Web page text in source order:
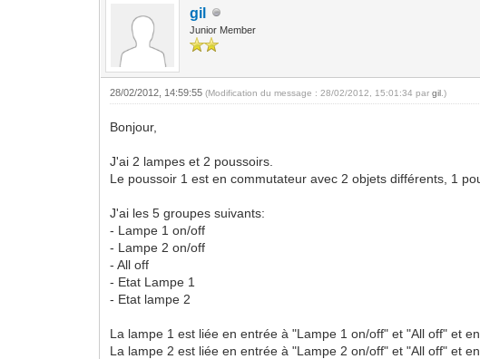
gil
Junior Member
28/02/2012, 14:59:55(Modification du message : 28/02/2012, 15:01:34 pargil .)
Bonjour,
J'ai 2 lampes et 2 poussoirs.
Le poussoir 1 est en commutateur avec 2 objets différents, 1
J'ai les 5 groupes suivants:
- Lampe 1 on/off
- Lampe 2 on/off
- All off
- Etat Lampe 1
- Etat lampe 2
La lampe 1 est liée en entrée à "Lampe 1 on/off" et "All off" et
La lampe 2 est liée en entrée à "Lampe 2 on/off" et "All off" et